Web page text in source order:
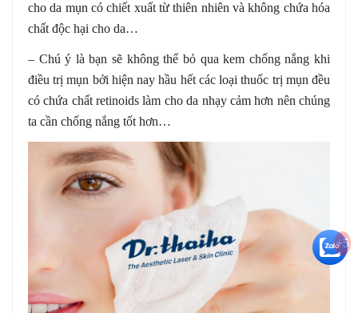
cho da mụn có chiết xuất từ thiên nhiên và không chứa hóa
chất độc hại cho da…
– Chú ý là bạn sẽ không thể bỏ qua kem chống nắng khi
điều trị mụn bởi hiện nay hầu hết các loại thuốc trị mụn đều
có chứa chất retinoids làm cho da nhạy cảm hơn nên chúng
ta cần chống nắng tốt hơn…
+5